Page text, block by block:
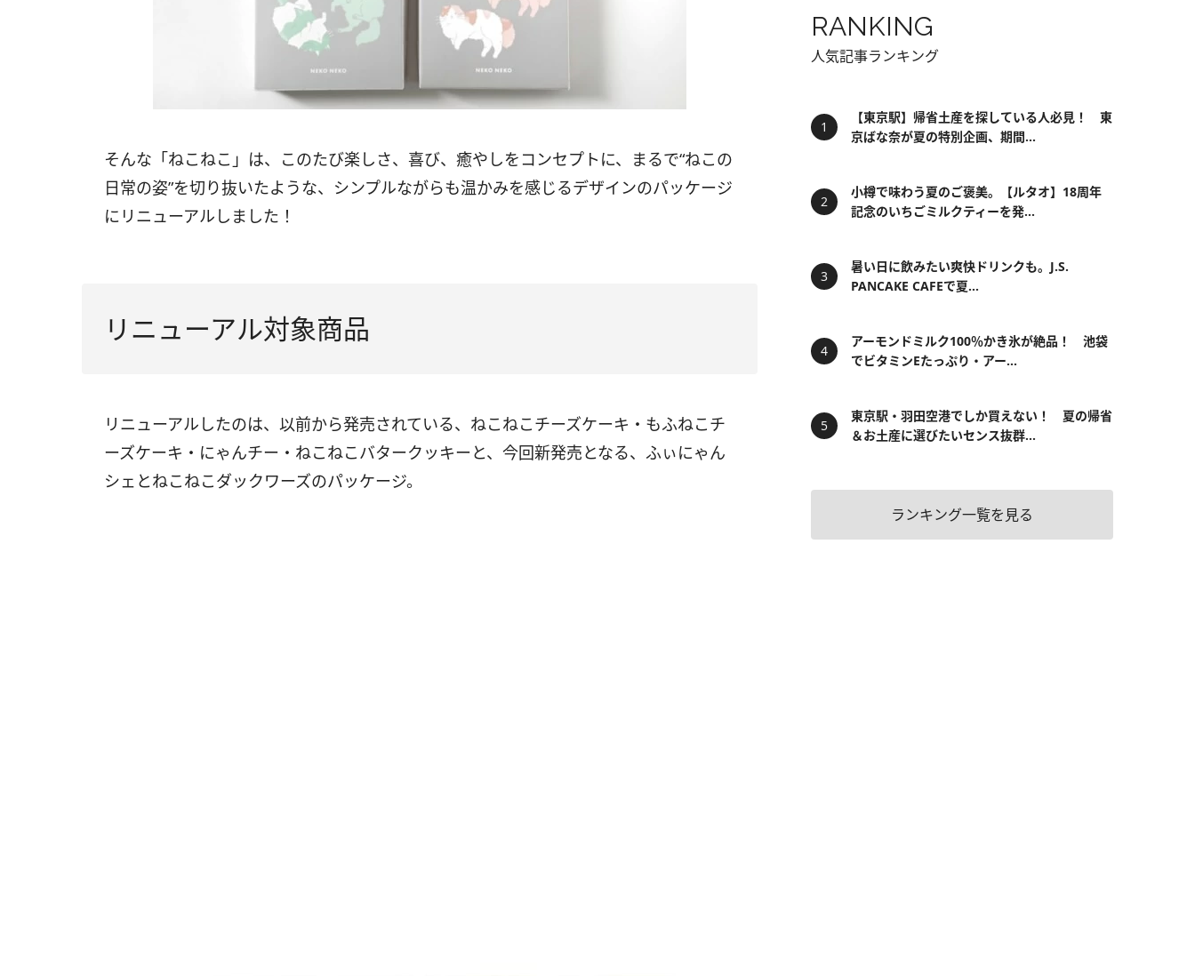
そんな「ねこねこ」は、このたび楽しさ、喜び、癒やしをコンセプトに、まるで“ねこの
日常の姿”を切り抜いたような、シンプルながらも温かみを感じるデザインのパッケージ
にリニューアルしました！
リニューアル対象商品​
リニューアルしたのは、以前から発売されている、ねこねこチーズケーキ・もふねこチ
ーズケーキ・にゃんチー・ねこねこバタークッキーと、今回新発売となる、ふぃにゃん
シェとねこねこダックワーズのパッケージ。
RANKING
人気記事ランキング
【東京駅】帰省土産を探している人必見！ 東
京ばな奈が夏の特別企画、期間...
小樽で味わう夏のご褒美。【ルタオ】18周年
記念のいちごミルクティーを発...
暑い日に飲みたい爽快ドリンクも。J.S.
PANCAKE CAFEで夏...
アーモンドミルク100％かき氷が絶品！ 池袋
でビタミンEたっぷり・アー...
東京駅・羽田空港でしか買えない！ 夏の帰省
＆お土産に選びたいセンス抜群...
ランキング一覧を見る